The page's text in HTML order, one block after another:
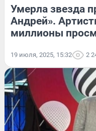
Умерла звезда
Андрей».
миллионы
19 июля, 2025, 15:32 2